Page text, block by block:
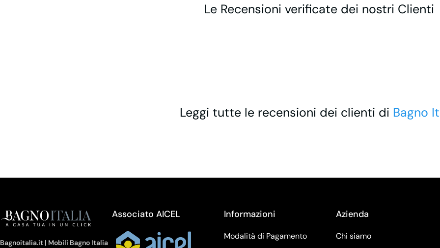
Le Recensioni verificate dei nostri Clienti
Leggi tutte le recensioni dei clienti di Bagno
Bagnoitalia.it | Mobili Bagno Italia
Associato AICEL Informazioni
Modalità di Pagamento
Azienda
Chi siamo